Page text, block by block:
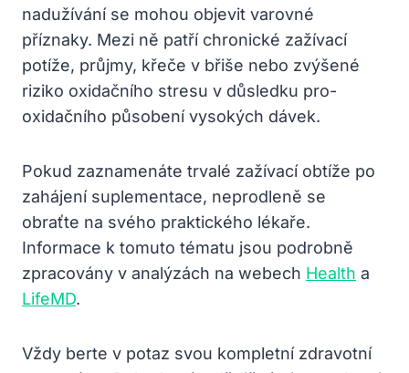
nadužívání se mohou objevit varovné
příznaky. Mezi ně patří chronické zažívací
potíže, průjmy, křeče v břiše nebo zvýšené
riziko oxidačního stresu v důsledku pro-
oxidačního působení vysokých dávek.
Pokud zaznamenáte trvalé zažívací obtíže po
zahájení suplementace, neprodleně se
obraťte na svého praktického lékaře.
Informace k tomuto tématu jsou podrobně
zpracovány v analýzách na webech Health a
LifeMD.
Vždy berte v potaz svou kompletní zdravotní